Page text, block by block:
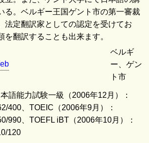
る。ベルギー王国ゲント市の第一審裁
法定翻訳家としての認定を受けてお
を翻訳することも出来ます。
ベルギ
ー、ゲン
ト市
本語能力試験一級（2006年12月）：
400、TOEIC（2006年9月）：
990、TOEFL iBT（2006年10月）：
120